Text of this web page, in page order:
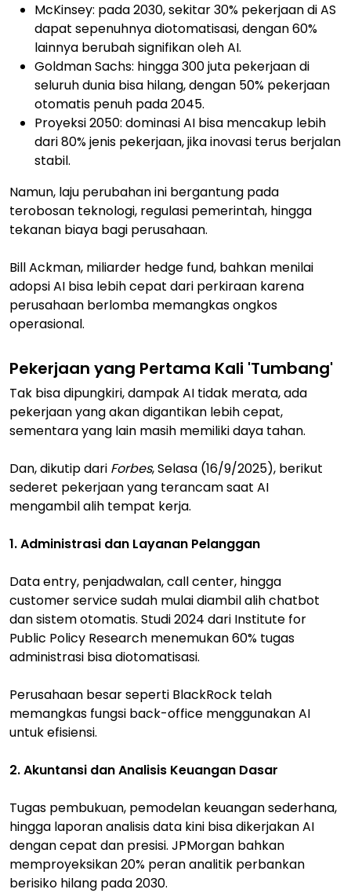
McKinsey: pada 2030, sekitar 30% pekerjaan di AS
dapat sepenuhnya diotomatisasi, dengan 60%
lainnya berubah signifikan oleh AI.
Goldman Sachs: hingga 300 juta pekerjaan di
seluruh dunia bisa hilang, dengan 50% pekerjaan
otomatis penuh pada 2045.
Proyeksi 2050: dominasi AI bisa mencakup lebih
dari 80% jenis pekerjaan, jika inovasi terus berjalan
stabil.
Namun, laju perubahan ini bergantung pada
terobosan teknologi, regulasi pemerintah, hingga
tekanan biaya bagi perusahaan.
Bill Ackman, miliarder hedge fund, bahkan menilai
adopsi AI bisa lebih cepat dari perkiraan karena
perusahaan berlomba memangkas ongkos
operasional.
Pekerjaan yang Pertama Kali 'Tumbang'
Tak bisa dipungkiri, dampak AI tidak merata, ada
pekerjaan yang akan digantikan lebih cepat,
sementara yang lain masih memiliki daya tahan.
Dan, dikutip dari Forbes, Selasa (16/9/2025), berikut
sederet pekerjaan yang terancam saat AI
mengambil alih tempat kerja.
1. Administrasi dan Layanan Pelanggan
Data entry, penjadwalan, call center, hingga
customer service sudah mulai diambil alih chatbot
dan sistem otomatis. Studi 2024 dari Institute for
Public Policy Research menemukan 60% tugas
administrasi bisa diotomatisasi.
Perusahaan besar seperti BlackRock telah
memangkas fungsi back-office menggunakan AI
untuk efisiensi.
2. Akuntansi dan Analisis Keuangan Dasar
Tugas pembukuan, pemodelan keuangan sederhana,
hingga laporan analisis data kini bisa dikerjakan AI
dengan cepat dan presisi. JPMorgan bahkan
memproyeksikan 20% peran analitik perbankan
berisiko hilang pada 2030.